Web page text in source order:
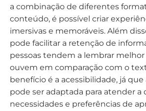
a combinação de diferentes
conteúdo, é possível criar
imersivas e memoráveis. Além
pode facilitar a retenção de
pessoas tendem a lembrar
ouvem em comparação com o
benefício é a acessibilidade, já
pode ser adaptada para atender a
necessidades e preferências de